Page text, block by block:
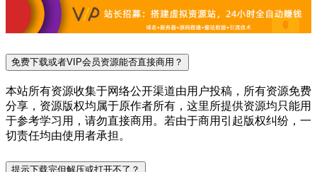
免费下载或者VIP会员资源能否直接商用？
本站所有资源收集于网络公开渠道由用户投稿，所有资源免费
分享，资源版权均属于原作者所有，这里所提供资源均只能用
于参考学习用，请勿直接商用。若由于商用引起版权纠纷，一
切责任均由使用者承担。
提示下载完但解压或打开不了？